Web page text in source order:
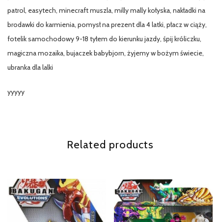
patrol, easytech, minecraft muszla, milly mally kołyska, nakładki na
brodawki do karmienia, pomysł na prezent dla 4 latki, płacz w ciąży,
fotelik samochodowy 9-18 tyłem do kierunku jazdy, śpij króliczku,
magiczna mozaika, bujaczek babybjorn, żyjemy w bożym świecie,
ubranka dla lalki
yyyyy
Related products